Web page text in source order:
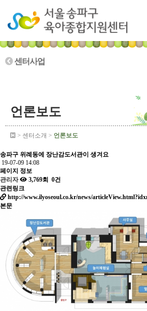
센터사업
언론보도
> 센터소개 > 언론보도
송파구 위례동에 장난감도서관이 생겨요
19-07-09 14:08
페이지 정보
관리자
3,769회 0건
관련링크
http://www.ilyoseoul.co.kr/news/
본문